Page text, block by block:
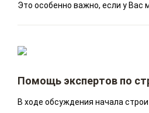
Это особенно важно, если у Вас
Помощь экспертов по
В ходе обсуждения начала